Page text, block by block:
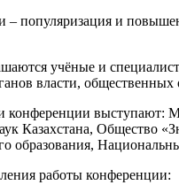
– популяризация и
учёные и
власти,
конференции выступают:
Казахстана, Общество
образования,
работы конференции: